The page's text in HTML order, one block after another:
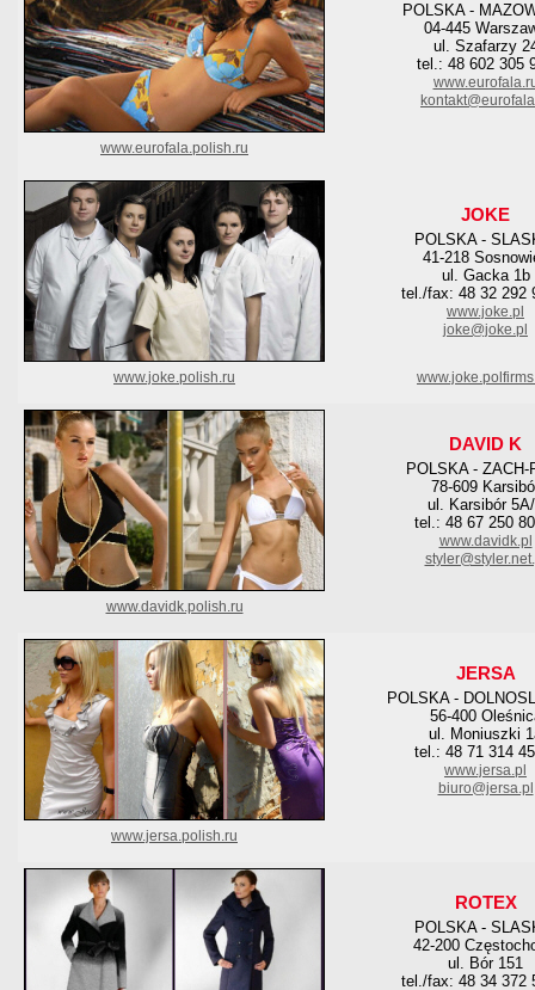
POLSKA -
04-445
ul. Szafarzy
tel.: 48 602 305
www.eurofala.polish.ru
JOKE
POLSKA -
41-218
ul. Gacka 1b
tel./fax: 48 32 292
www.joke.pl
joke@joke.pl
www.joke.polish.ru
DAVID K
POLSKA - ZACH-
78-609
ul. Karsibór
tel.: 48 67 250
www.davidk.pl
www.davidk.polish.ru
JERSA
POLSKA -
56-400
ul. Moniuszki
tel.: 48 71 314
www.jersa.pl
biuro@jersa.pl
www.jersa.polish.ru
ROTEX
POLSKA -
42-200
ul. Bór 151
tel./fax: 48 34 372